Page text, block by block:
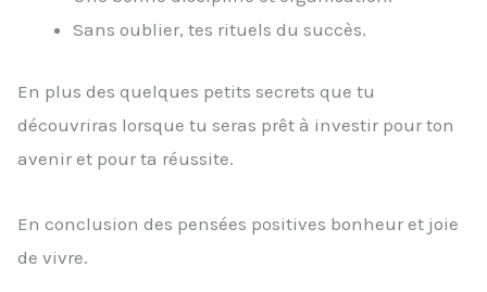
Sans oublier, tes rituels du succès.
En plus des quelques petits secrets que tu
découvriras lorsque tu seras prêt à investir pour ton
avenir et pour ta réussite.
En conclusion des pensées positives bonheur et joie
de vivre.